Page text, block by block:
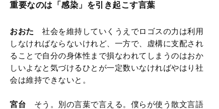
重要なのは「感染」を引き起こす言葉
おおた 社会を維持していくうえでロゴスの力は利用
しなければならないけれど、一方で、虚構に支配され
ることで自分の身体性まで損なわれてしまうのはおか
しいよなと気づけるひとが一定数いなければやはり社
会は維持できないと。
宮台 そう。別の言葉で言える。僕らが使う散文言語